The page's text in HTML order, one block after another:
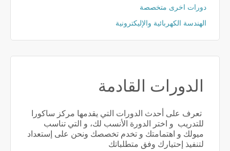
دورات اخرى متخصصة
الهندسة الكهربائية والإليكترونية
الدورات القادمة
تعرف على أحدث الدورات التي يقدمها مركز ساكورا
للتدريب و اختر الدورة الأنسب لك، و التي تناسب
ميولك و اهتمامتك و تخدم تخصصك ونحن على إستعداد
لتنفيذ إحتيارك وفق متطلباتك